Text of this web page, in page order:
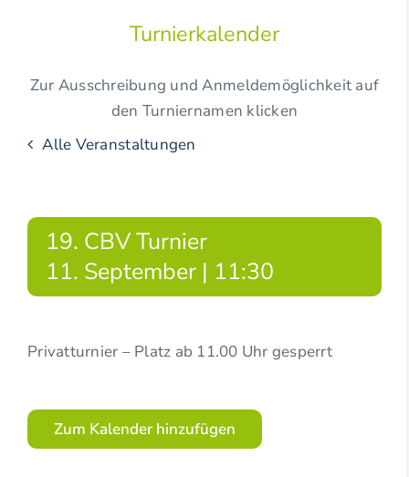
Turnierkalender
Zur Ausschreibung und Anmeldemöglichkeit auf
den Turniernamen klicken
Alle Veranstaltungen
19. CBV Turnier
11. September | 11:30
Privatturnier – Platz ab 11.00 Uhr gesperrt
Zum Kalender hinzufügen